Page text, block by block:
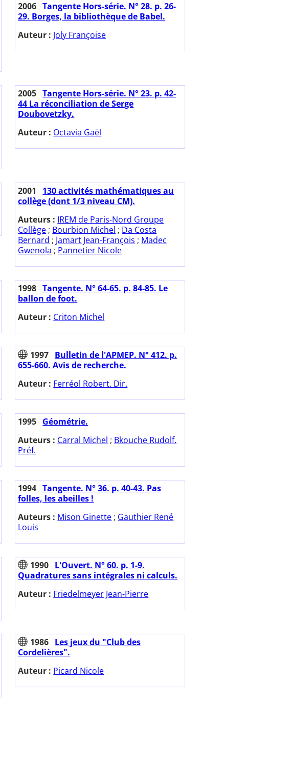
2006 Tangente Hors-série. N° 28. p. 26-
29. Borges, la bibliothèque de Babel.
Auteur : Joly Françoise
2005 Tangente Hors-série. N° 23. p. 42-
44 La réconciliation de Serge
Doubovetzky.
Auteur : Octavia Gaël
2001
130 activités mathématiques au
collège (dont 1/3 niveau CM).
Auteurs : IREM de Paris-Nord Groupe
Collège ; Bourbion Michel ; Da Costa
Bernard ; Jamart Jean-François ; Madec
Gwenola ; Pannetier Nicole
1998 Tangente. N° 64-65. p. 84-85. Le
ballon de foot.
Auteur : Criton Michel
1997 Bulletin de l'APMEP. N° 412. p.
655-660. Avis de recherche.
Auteur : Ferréol Robert. Dir.
1995 Géométrie.
Auteurs : Carral Michel ; Bkouche Rudolf.
Préf.
1994 Tangente. N° 36. p. 40-43. Pas
folles, les abeilles !
Auteurs : Mison Ginette ; Gauthier René
Louis
1990 L'Ouvert. N° 60. p. 1-9.
Quadratures sans intégrales ni calculs.
Auteur : Friedelmeyer Jean-Pierre
1986 Les jeux du "Club des
Cordelières".
Auteur : Picard Nicole